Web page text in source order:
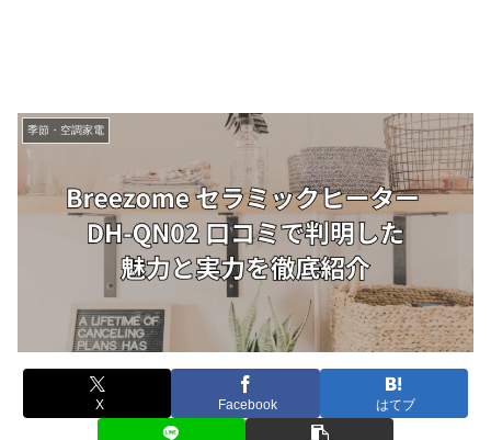
季節・空調家電
X Facebook はてブ